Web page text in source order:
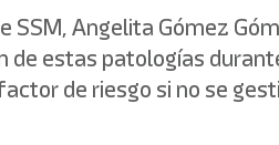
Angelita Gómez
de estas patologías
de riesgo si no se